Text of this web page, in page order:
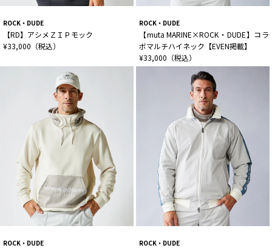
ROCK・DUDE
【RD】アシメＺＩＰモック
¥33,000（税込）
ROCK・DUDE
【muta MARINE×ROCK・DUDE】コラ
ボマルチハイネック【EVEN掲載】
¥33,000（税込）
ROCK・DUDE ROCK・DUDE